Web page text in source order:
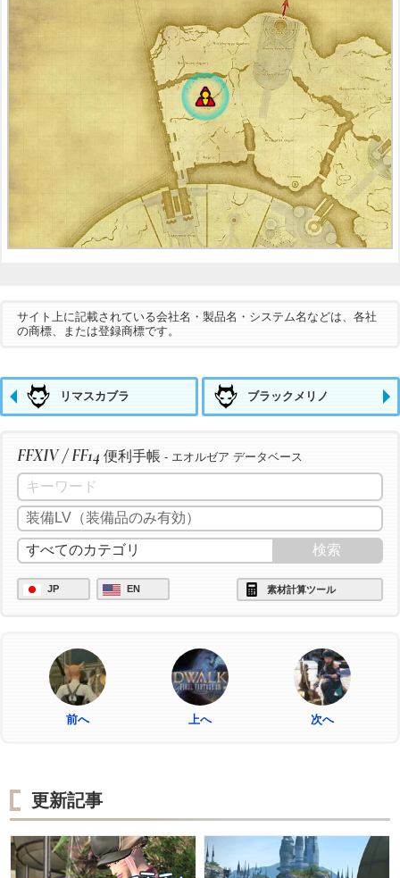
サイト上に記載されている会社名・製品名・システム名などは、各社
の商標、または登録商標です。
リマスカブラ ブラックメリノ
FFXIV / FF14 便利手帳 - エオルゼア データベース
JP EN 素材計算ツール
前へ 上へ 次へ
更新記事